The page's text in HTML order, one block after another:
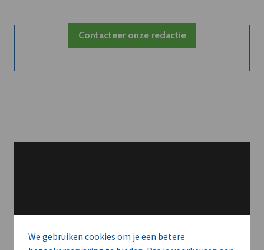
We gebruiken cookies om je een betere
Contacteer onze redactie